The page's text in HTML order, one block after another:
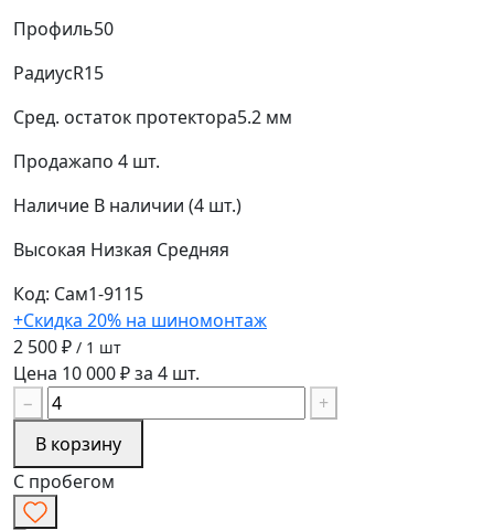
Профиль50
РадиусR15
Сред. остаток протектора5.2 мм
Продажапо 4 шт.
Наличие В наличии (4 шт.)
Высокая Низкая Средняя
Код: Сам1-9115
+Скидка 20% на шиномонтаж
2 500 ₽ / 1 шт
Цена 10 000 ₽ за 4 шт.
−
+
В корзину
С пробегом